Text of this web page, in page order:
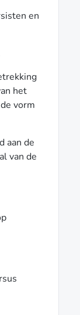
en
het
vorm
aan de
van de